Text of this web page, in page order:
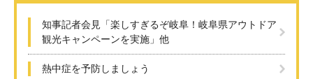
知事記者会見「楽しすぎるぞ岐阜！岐阜県アウトドア
観光キャンペーンを実施」他
熱中症を予防しましょう